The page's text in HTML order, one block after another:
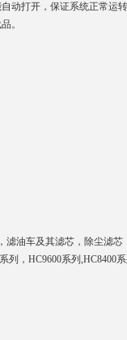
打开，保证系统正常运转
。
车及其滤芯，除尘滤芯
列，HC9600系列,HC8400